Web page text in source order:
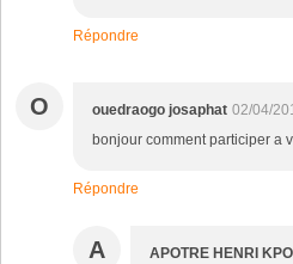
Répondre
O ouedraogo josaphat 02/04/
bonjour comment participer a
Répondre
A APOTRE HENRI